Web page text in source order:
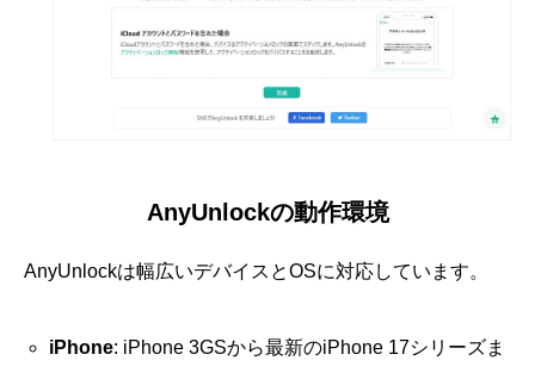
AnyUnlockの動作環境
AnyUnlockは幅広いデバイスとOSに対応しています。
iPhone: iPhone 3GSから最新のiPhone 17シリーズま